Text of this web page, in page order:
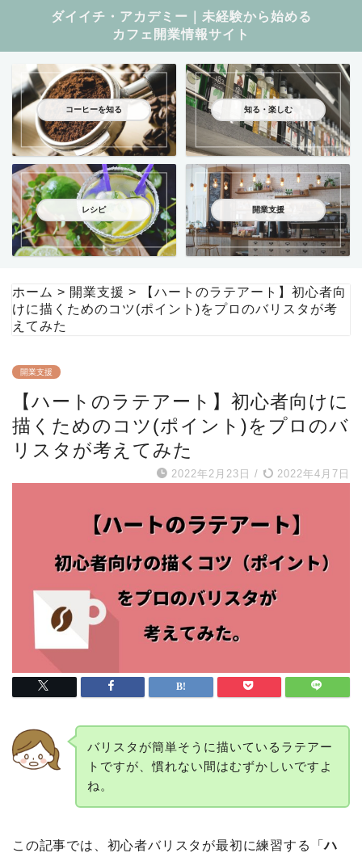
ダイイチ・アカデミー｜未経験から始める
カフェ開業情報サイト
コーヒーを知る 知る・楽しむ
レシピ 開業支援
ホーム > 開業支援 >
【ハートのラテアート】初心者向
けに描くためのコツ(ポイント)をプロのバリスタが考
えてみた
開業支援
【ハートのラテアート】初心者向けに
描くためのコツ(ポイント)をプロのバ
リスタが考えてみた
2022年2月23日 / 2022年4月7日
バリスタが簡単そうに描いているラテアー
トですが、慣れない間はむずかしいですよ
ね。
この記事では、初心者バリスタが最初に練習する「ハ